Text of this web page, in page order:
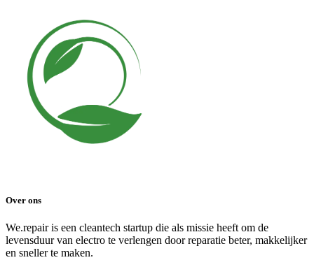
Over ons
We.repair is een cleantech startup die als missie heeft om de
levensduur van electro te verlengen door reparatie beter, makkelijker
en sneller te maken.